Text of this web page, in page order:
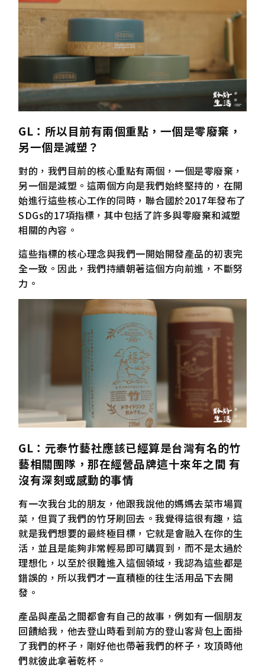
GL ：所以目前有兩個重點，一個是零廢棄，
另一個是減塑？
對的，我們目前的核心重點有兩個，一個是零廢棄，
另一個是減塑。這兩個方向是我們始終堅持的，在開
始進行這些核心工作的同時，聯合國於2017年發布了
SDGs的17項指標，其中包括了許多與零廢棄和減塑
相關的內容。
這些指標的核心理念與我們一開始開發產品的初衷完
全一致。因此，我們持續朝著這個方向前進，不斷努
力。
GL ：元泰竹藝社應該已經算是台灣有名的竹
藝相關團隊，那在經營品牌這十來年之間 有
沒有深刻或感動的事情
有一次我台北的朋友，他跟我說他的媽媽去菜市場買
菜，但買了我們的竹牙刷回去。我覺得這很有趣，這
就是我們想要的最終極目標，它就是會融入在你的生
活，並且是能夠非常輕易即可購買到，而不是太過於
理想化，以至於很難進入這個領域，我認為這些都是
錯誤的，所以我們才一直積極的往生活用品下去開
發。
產品與產品之間都會有自己的故事，例如有一個朋友
回饋給我，他去登山時看到前方的登山客背包上面掛
了我們的杯子，剛好他也帶著我們的杯子，攻頂時他
們就彼此拿著乾杯。